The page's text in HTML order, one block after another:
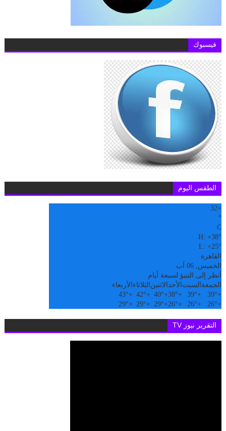
فيسبوك
الطقس اليوم
+
32
°
C
H:+38°
L:+25°
القاهرة
الخميس, 06 آب
أنظر إلى التنبؤ لسبعة أيام
الجمعة السبت الأحدالاثنين الثلاثاء الأربعاء
+
39°
+
39°
+
38°
+
40°
+
42°
+
43°
+
26°
+
26°
+
26°
+
29°
+
29°
+
29°
التقرير نيوز TV